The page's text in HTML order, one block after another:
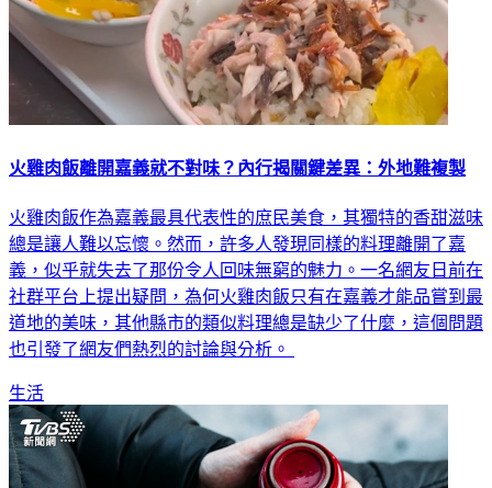
火雞肉飯離開嘉義就不對味？內行揭關鍵差異：外地難複製
火雞肉飯作為嘉義最具代表性的庶民美食，其獨特的香甜滋味
總是讓人難以忘懷。然而，許多人發現同樣的料理離開了嘉
義，似乎就失去了那份令人回味無窮的魅力。一名網友日前在
社群平台上提出疑問，為何火雞肉飯只有在嘉義才能品嘗到最
道地的美味，其他縣市的類似料理總是缺少了什麼，這個問題
也引發了網友們熱烈的討論與分析。
生活